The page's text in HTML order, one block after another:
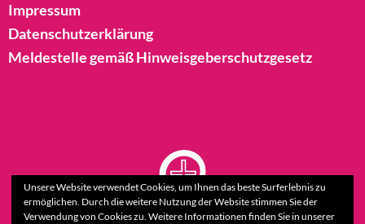
Impressum
Datenschutzerklärung
Meldestelle gemäß Hinweisgeberschutzgesetz
Unsere Website verwendet Cookies, um Ihnen das beste Surferlebnis zu
ermöglichen. Durch die weitere Nutzung der Website stimmen Sie der
Verwendung von Cookies zu. Weitere Informationen finden Sie in unserer